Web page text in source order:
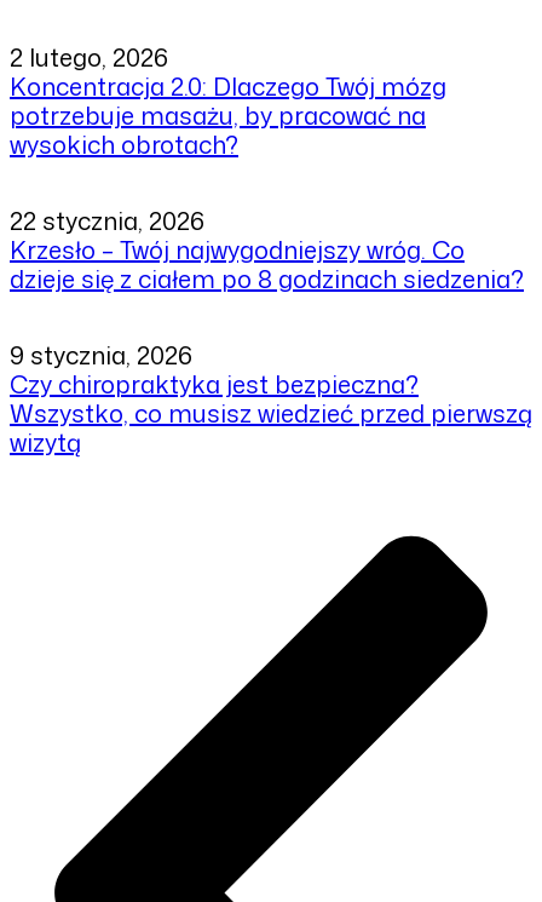
2 lutego, 2026
Koncentracja 2.0: Dlaczego Twój mózg
potrzebuje masażu, by pracować na
wysokich obrotach?
22 stycznia, 2026
Krzesło – Twój najwygodniejszy wróg. Co
dzieje się z ciałem po 8 godzinach siedzenia?
9 stycznia, 2026
Czy chiropraktyka jest bezpieczna?
Wszystko, co musisz wiedzieć przed pierwszą
wizytą